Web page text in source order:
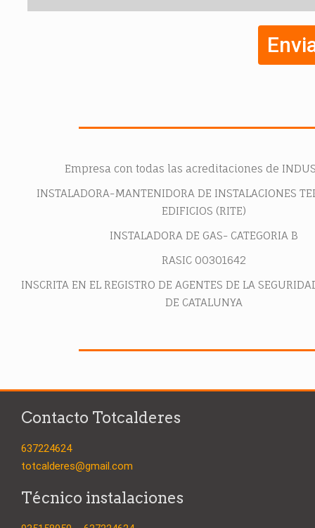
Empresa con todas las acreditaciones de
INSTALADORA-MANTENIDORA DE INSTALACIONES
EDIFICIOS (RITE)
INSTALADORA DE GAS- CATEGORIA B
RASIC 00301642
INSCRITA EN EL REGISTRO DE AGENTES DE LA
DE CATALUNYA
Contacto Totcalderes
637224624
totcalderes@gmail.com
Técnico instalaciones